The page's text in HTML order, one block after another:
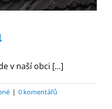
v naší obci [...]
| 0 komentářů